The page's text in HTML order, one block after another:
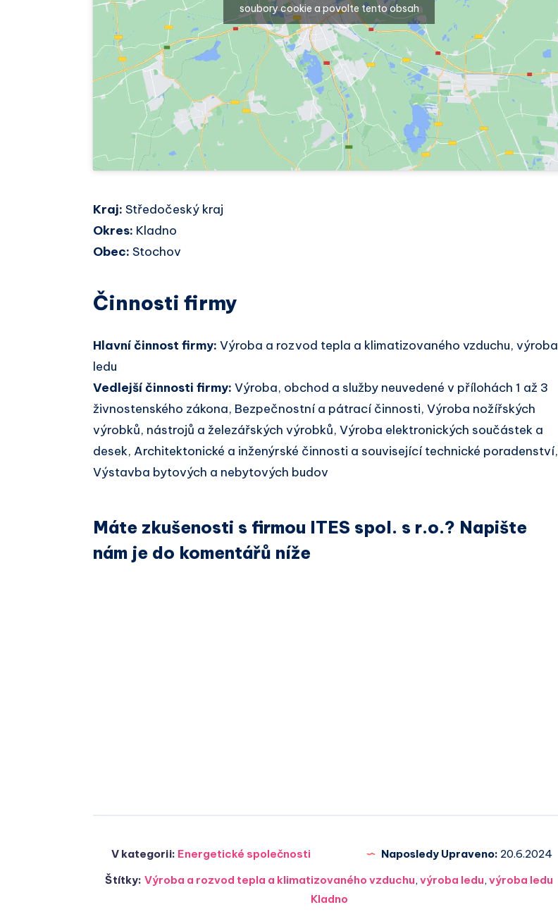
soubory cookie a povolte tento obsah
Kraj: Středočeský kraj
Okres: Kladno
Obec: Stochov
Činnosti firmy
Hlavní činnost firmy: Výroba a rozvod tepla a klimatizovaného vzduchu, výroba
ledu
Vedlejší činnosti firmy: Výroba, obchod a služby neuvedené v přílohách 1 až 3
živnostenského zákona, Bezpečnostní a pátrací činnosti, Výroba nožířských
výrobků, nástrojů a železářských výrobků, Výroba elektronických součástek a
desek, Architektonické a inženýrské činnosti a související technické poradenství,
Výstavba bytových a nebytových budov
Máte zkušenosti s firmou ITES spol. s r.o.? Napište
nám je do komentářů níže
V kategorii: Energetické společnosti Naposledy Upraveno: 20.6.2024
Štítky: Výroba a rozvod tepla a klimatizovaného vzduchu, výroba ledu, výroba ledu
Kladno